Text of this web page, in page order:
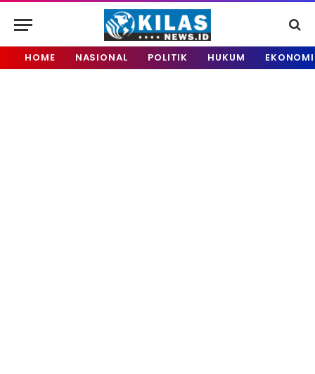
HOME NASIONAL POLITIK HUKUM EKONOMI